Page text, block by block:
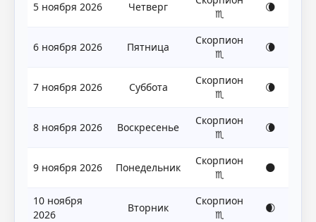
5 ноября 2026 Четверг
♏
🌘
6 ноября 2026 Пятница
Скорпион
♏
🌘
7 ноября 2026 Суббота
Скорпион
♏
🌘
8 ноября 2026 Воскресенье
Скорпион
♏
🌘
9 ноября 2026 Понедельник
Скорпион
♏
🌑
10 ноября
2026
Вторник
Скорпион
♏
🌒